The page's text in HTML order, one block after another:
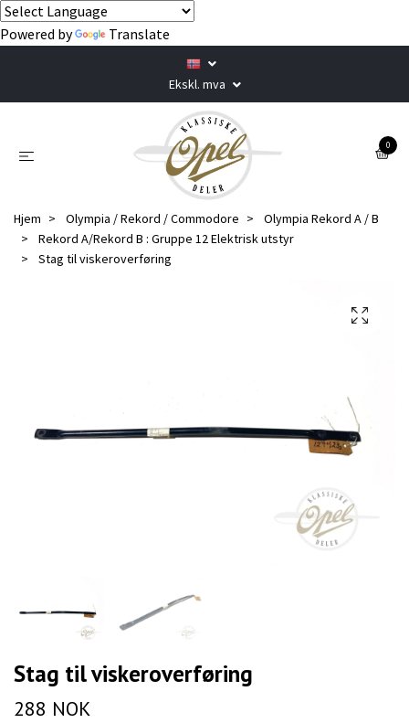
Powered by Translate
Ekskl. mva
0
Hjem Olympia / Rekord / Commodore
Olympia Rekord A / B
Rekord A/Rekord B : Gruppe 12 Elektrisk utstyr
Stag til viskeroverføring
Stag til viskeroverføring
288 NOK